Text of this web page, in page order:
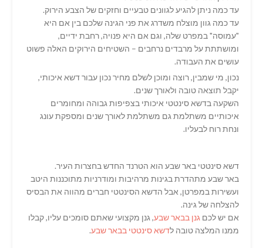
עד כמה ניתן להגיע לגוונים טבעיים וחזקים של הצבע הירוק.
עד כמה גוון מוצלח משדרג את פני הגינה שלכם בין אם היא
"עמוסה" במפרט שלה, וגם אם היא פנויה, רחבת ידיים,
ומושתתת על מרבדים נרחבים – השטיחים הירוקים האלה פשוט
עושים את העבודה.
נכון, מי שמבין, רוצה ומוכן לשלם מחיר נכון עבור דשא איכותי,
יקבל תוצאה טובה ולאורך שנים.
השקעה בדשא סינטטי איכותי בצפיפות גבוהה ומחומרים
איכותיים משתלמת גם משתלמת לאורך שנים ומספקת עונג
ונחת רוח לבעליו.
דשא סינטטי באר שבע הוא הטרנד החדש בחצרות העיר.
באר שבע מתהדרת בגינות מרהיבות ומודרניות מתוכננות היטב
ועשירות במפרטן, אבל הדשא הסינטטי חברים מהווה את הבסיס
להצלחה של גינה.
אם יש לכם גנן בבאר שבע, גנן מקצועי שאתם סומכים עליו, קבלו
ממנו המלצה טובה לדשא סינטטי בבאר שבע.